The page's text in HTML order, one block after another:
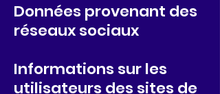
Données provenant des
réseaux sociaux
Informations sur les
utilisateurs des sites de